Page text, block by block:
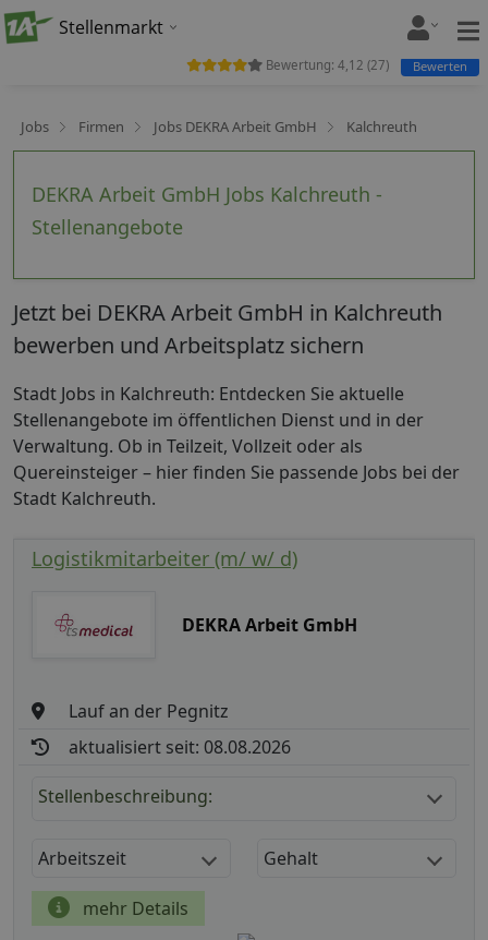
Stellenmarkt
Jobs Firmen Jobs DEKRA Arbeit GmbH Kalchreuth
DEKRA Arbeit GmbH Jobs Kalchreuth -
Stellenangebote
Bewertung: 4,12 (27) Bewerten
Jetzt bei DEKRA Arbeit GmbH in Kalchreuth
bewerben und Arbeitsplatz sichern
Stadt Jobs in Kalchreuth: Entdecken Sie aktuelle
Stellenangebote im öffentlichen Dienst und in der
Verwaltung. Ob in Teilzeit, Vollzeit oder als
Quereinsteiger – hier finden Sie passende Jobs bei der
Stadt Kalchreuth.
Logistikmitarbeiter (m/ w/ d)
DEKRA Arbeit GmbH
Lauf an der Pegnitz
aktualisiert seit: 08.08.2026
Stellenbeschreibung:
Arbeitszeit Gehalt
mehr Details